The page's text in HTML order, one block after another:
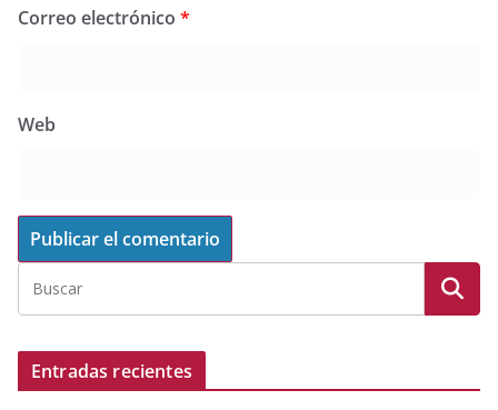
Correo electrónico *
Web
Entradas recientes